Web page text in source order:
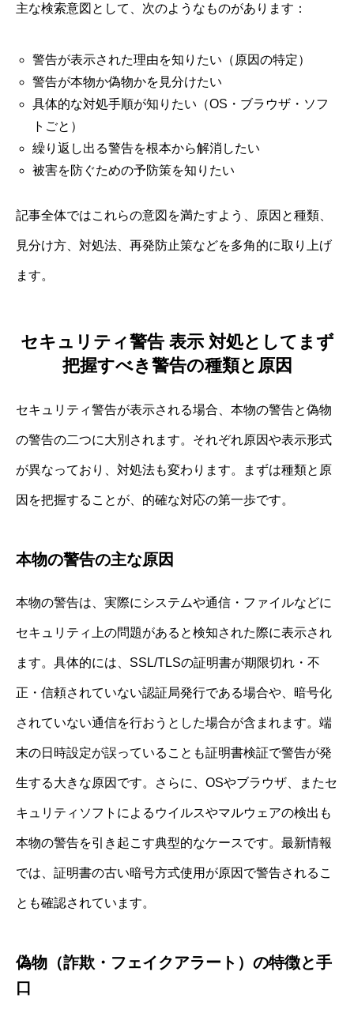
主な検索意図として、次のようなものがあります：
警告が表示された理由を知りたい（原因の特定）
警告が本物か偽物かを見分けたい
具体的な対処手順が知りたい（OS・ブラウザ・ソフ
トごと）
繰り返し出る警告を根本から解消したい
被害を防ぐための予防策を知りたい
記事全体ではこれらの意図を満たすよう、原因と種類、
見分け方、対処法、再発防止策などを多角的に取り上げ
ます。
セキュリティ警告 表示 対処としてまず
把握すべき警告の種類と原因
セキュリティ警告が表示される場合、本物の警告と偽物
の警告の二つに大別されます。それぞれ原因や表示形式
が異なっており、対処法も変わります。まずは種類と原
因を把握することが、的確な対応の第一歩です。
本物の警告の主な原因
本物の警告は、実際にシステムや通信・ファイルなどに
セキュリティ上の問題があると検知された際に表示され
ます。具体的には、SSL/TLSの証明書が期限切れ・不
正・信頼されていない認証局発行である場合や、暗号化
されていない通信を行おうとした場合が含まれます。端
末の日時設定が誤っていることも証明書検証で警告が発
生する大きな原因です。さらに、OSやブラウザ、またセ
キュリティソフトによるウイルスやマルウェアの検出も
本物の警告を引き起こす典型的なケースです。最新情報
では、証明書の古い暗号方式使用が原因で警告されるこ
とも確認されています。
偽物（詐欺・フェイクアラート）の特徴と手
口